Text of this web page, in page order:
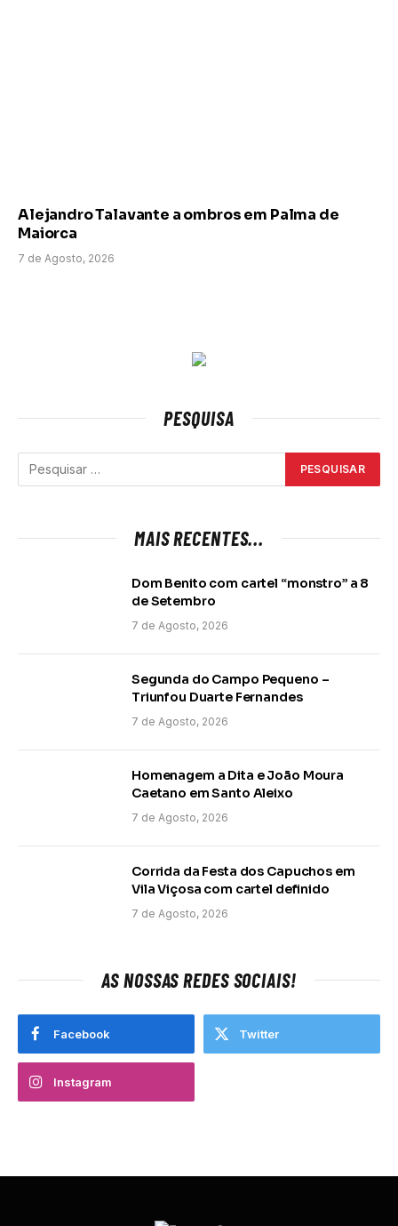
Alejandro Talavante a ombros em Palma de
Maiorca
7 de Agosto, 2026
PESQUISA
MAIS RECENTES...
Dom Benito com cartel “monstro” a 8
de Setembro
7 de Agosto, 2026
Segunda do Campo Pequeno –
Triunfou Duarte Fernandes
7 de Agosto, 2026
Homenagem a Dita e João Moura
Caetano em Santo Aleixo
7 de Agosto, 2026
Corrida da Festa dos Capuchos em
Vila Viçosa com cartel definido
7 de Agosto, 2026
AS NOSSAS REDES SOCIAIS!
Facebook Twitter
Instagram